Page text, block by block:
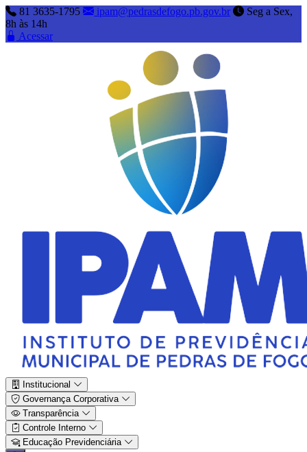
81 3635-1795 ipam@pedrasdefogo.pb.gov.br
Seg a Sex,
8h às 14h
Acessar
Institucional
Governança Corporativa
Transparência
Controle Interno
Educação Previdenciária